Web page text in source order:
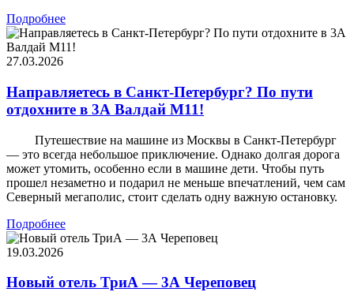
Подробнее
27.03.2026
Направляетесь в Санкт-Петербург? По пути
отдохните в 3А Валдай М11!
Путешествие на машине из Москвы в Санкт-Петербург
— это всегда небольшое приключение. Однако долгая дорога
может утомить, особенно если в машине дети. Чтобы путь
прошел незаметно и подарил не меньше впечатлений, чем сам
Северный мегаполис, стоит сделать одну важную остановку.
Подробнее
19.03.2026
Новый отель ТриА — 3А Череповец